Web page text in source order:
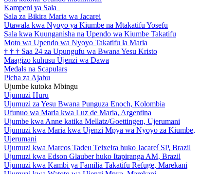
Kampeni ya Sala
Sala za Bikira Maria wa Jacarei
Utawala kwa Nyoyo ya Kiumbe na Mtakatifu Yosefu
Sala kwa Kuunganisha na Upendo wa Kiumbe Takatifu
Moto wa Upendo wa Nyoyo Takatifu la Maria
† † † Saa 24 za Upungufu wa Bwana Yesu Kristo
Maagizo kuhusu Ujenzi wa Dawa
Medals na Scapulars
Picha za Ajabu
Ujumbe kutoka Mbingu
Ujumuzi Huru
Ujumuzi za Yesu Bwana Punguza Enoch, Kolombia
Ufunuo wa Maria kwa Luz de Maria, Argentina
Ujumbe kwa Anne katika Mellatz/Goettingen, Ujerumani
Ujumuzi kwa Maria kwa Ujenzi Mpya wa Nyoyo za Kiumbe,
Ujerumani
Ujumuzi kwa Marcos Tadeu Teixeira huko Jacareí SP, Brazil
Ujumuzi kwa Edson Glauber huko Itapiranga AM, Brazil
Ujumuzi kwa Kambi ya Familia Takatifu Refuge, Marekani